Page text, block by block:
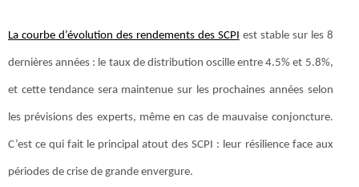
La courbe d’évolution des rendements des SCPI est stable sur les 8
dernières années : le taux de distribution oscille entre 4.5% et 5.8%,
et cette tendance sera maintenue sur les prochaines années selon
les prévisions des experts, même en cas de mauvaise conjoncture.
C’est ce qui fait le principal atout des SCPI : leur résilience face aux
périodes de crise de grande envergure.